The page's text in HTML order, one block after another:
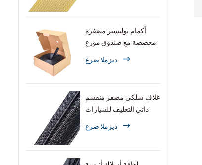
أكمام بوليستر مضفرة
مخصصة مع صندوق موزع
ديزملا ضرع
غلاف سلكي مضفر منقسم
ذاتي التغليف للسيارات
ديزملا ضرع